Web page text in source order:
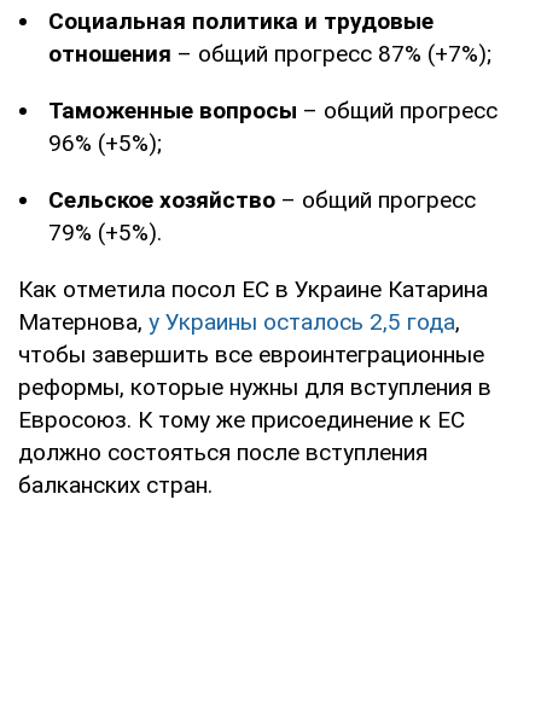
Социальная политика и трудовые
отношения – общий прогресс 87% (+7%);
Таможенные вопросы – общий прогресс
96% (+5%);
Сельское хозяйство – общий прогресс
79% (+5%).
Как отметила посол ЕС в Украине Катарина
Матернова, у Украины осталось 2,5 года,
чтобы завершить все евроинтеграционные
реформы, которые нужны для вступления в
Евросоюз. К тому же присоединение к ЕС
должно состояться после вступления
балканских стран.